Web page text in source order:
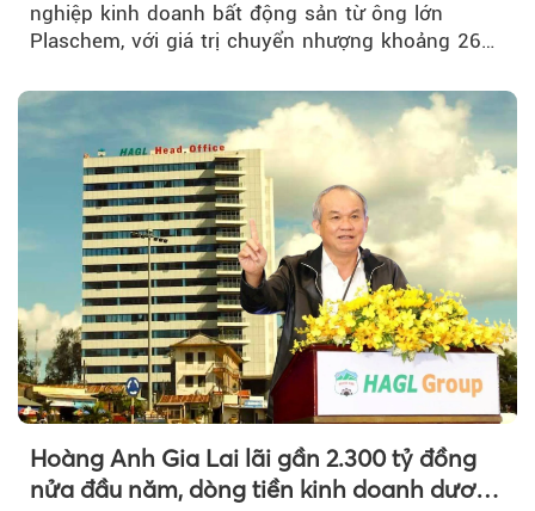
nghiệp kinh doanh bất động sản từ ông lớn
Plaschem, với giá trị chuyển nhượng khoảng 262
Hoàng Anh Gia Lai lãi gần 2.300 tỷ đồng
nửa đầu năm, dòng tiền kinh doanh dương